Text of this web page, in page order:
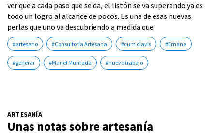
ver que a cada paso que se da, el listón se va superando ya es
todo un logro al alcance de pocos. Es una de esas nuevas
perlas que uno va descubriendo a medida que
#artesano #Consultoría Artesana #cum clavis #Emana
#generar #Manel Muntada #nuevo trabajo
ARTESANÍA
Unas notas sobre artesanía